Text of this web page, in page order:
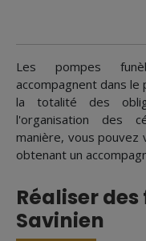
Les pompes
accompagnent dans
la totalité des
l'organisation des
manière, vous pouvez
obtenant un
Réaliser
Savinien